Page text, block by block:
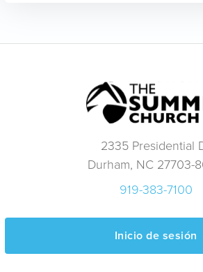
2335 Presidential
Durham, NC 27703-
919-383-7100
Inicio de sesión